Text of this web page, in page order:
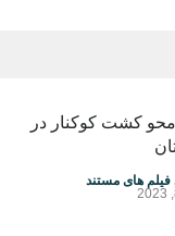
کشت کوکنار در
فیلم های مستند